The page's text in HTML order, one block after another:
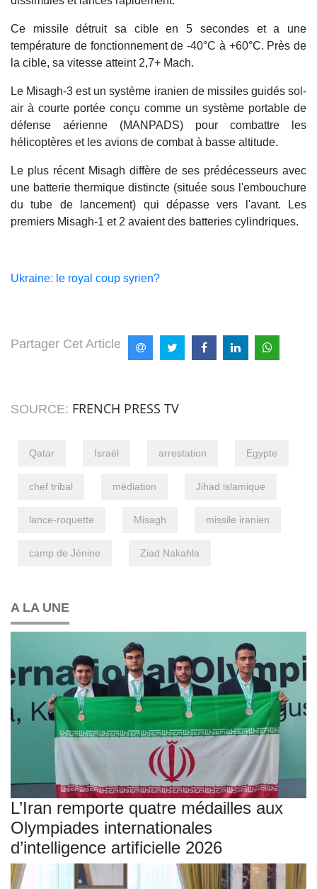
Ce missile détruit sa cible en 5 secondes et a une
température de fonctionnement de -40°C à +60°C. Près de
la cible, sa vitesse atteint 2,7+ Mach.
Le Misagh-3 est un système iranien de missiles guidés sol-
air à courte portée conçu comme un système portable de
défense aérienne (MANPADS) pour combattre les
hélicoptères et les avions de combat à basse altitude.
Le plus récent Misagh diffère de ses prédécesseurs avec
une batterie thermique distincte (située sous l'embouchure
du tube de lancement) qui dépasse vers l'avant. Les
premiers Misagh-1 et 2 avaient des batteries cylindriques.
Ukraine: le royal coup syrien?
Partager Cet Article
SOURCE: FRENCH PRESS TV
Qatar Israël arrestation Egypte
chef tribal médiation Jihad islamique
lance-roquette Misagh missile iranien
camp de Jénine Ziad Nakahla
A LA UNE
L’Iran remporte quatre médailles aux
Olympiades internationales
d’intelligence artificielle 2026